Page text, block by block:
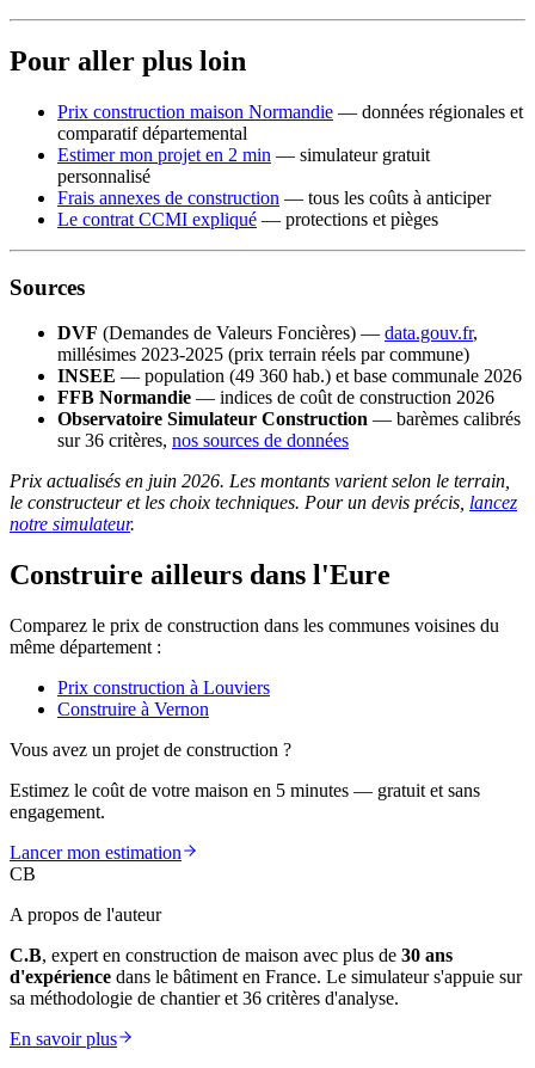
Pour aller plus loin
Prix construction maison Normandie — données régionales et
comparatif départemental
Estimer mon projet en 2 min — simulateur gratuit
personnalisé
Frais annexes de construction — tous les coûts à anticiper
Le contrat CCMI expliqué — protections et pièges
Sources
DVF (Demandes de Valeurs Foncières) — data.gouv.fr,
millésimes 2023-2025 (prix terrain réels par commune)
INSEE — population (49 360 hab.) et base communale 2026
FFB Normandie — indices de coût de construction 2026
Observatoire Simulateur Construction — barèmes calibrés
sur 36 critères, nos sources de données
Prix actualisés en juin 2026. Les montants varient selon le terrain,
le constructeur et les choix techniques. Pour un devis précis, lancez
notre simulateur.
Construire ailleurs dans l'Eure
Comparez le prix de construction dans les communes voisines du
même département :
Prix construction à Louviers
Construire à Vernon
Vous avez un projet de construction ?
Estimez le coût de votre maison en 5 minutes — gratuit et sans
engagement.
Lancer mon estimation
CB
A propos de l'auteur
C.B, expert en construction de maison avec plus de 30 ans
d'expérience dans le bâtiment en France. Le simulateur s'appuie sur
sa méthodologie de chantier et 36 critères d'analyse.
En savoir plus